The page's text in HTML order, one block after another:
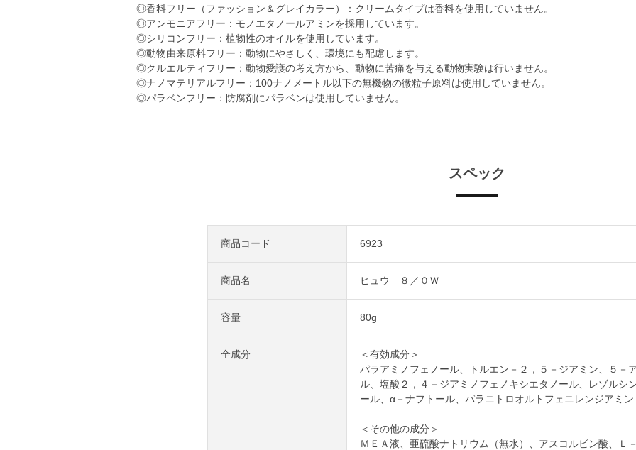
◎香料フリー（ファッション＆グレイカラー）：クリームタイプは香料を使用していません。
◎アンモニアフリー：モノエタノールアミンを採用しています。
◎シリコンフリー：植物性のオイルを使用しています。
◎動物由来原料フリー：動物にやさしく、環境にも配慮します。
◎クルエルティフリー：動物愛護の考え方から、動物に苦痛を与える動物実験は行いません。
◎ナノマテリアルフリー：100ナノメートル以下の無機物の微粒子原料は使用していません。
◎パラベンフリー：防腐剤にパラベンは使用していません。
スペック
商品コード 6923
商品名 ヒュウ ８／０Ｗ
容量 80g
全成分
＜有効成分＞
パラアミノフェノール、トルエン－２，５－ジアミン、５－
ル、塩酸２，４－ジアミノフェノキシエタノール、レゾルシ
ール、α－ナフトール、パラニトロオルトフェニレンジアミン
＜その他の成分＞
ＭＥＡ液、亜硫酸ナトリウム（無水）、アスコルビン酸、Ｌ